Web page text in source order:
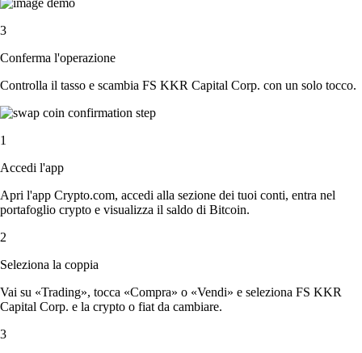
3
Conferma l'operazione
Controlla il tasso e scambia FS KKR Capital Corp. con un solo tocco.
1
Accedi l'app
Apri l'app Crypto.com, accedi alla sezione dei tuoi conti, entra nel
portafoglio crypto e visualizza il saldo di Bitcoin.
2
Seleziona la coppia
Vai su «Trading», tocca «Compra» o «Vendi» e seleziona FS KKR
Capital Corp. e la crypto o fiat da cambiare.
3